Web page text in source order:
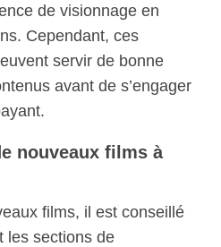
de visionnage en
Cependant, ces
servir de bonne
avant de s’engager
nouveaux films à
films, il est conseillé
les sections de